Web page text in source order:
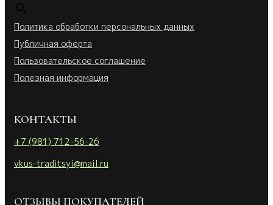
Политика обработки персональных данных
Публичная оферта
Пользовательское соглашение
Полезная информация
КОНТАКТЫ
+7 (981) 712-56-26
vkus-traditsyi@mail.ru
ОТЗЫВЫ ПОКУПАТЕЛЕЙ